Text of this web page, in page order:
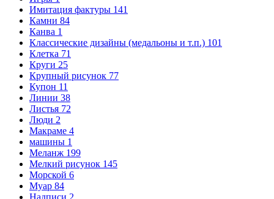
Имитация фактуры 141
Камни 84
Канва 1
Классические дизайны (медальоны и т.п.) 101
Клетка 71
Круги 25
Крупный рисунок 77
Купон 11
Линии 38
Листья 72
Люди 2
Макраме 4
машины 1
Меланж 199
Мелкий рисунок 145
Морской 6
Муар 84
Надписи 2